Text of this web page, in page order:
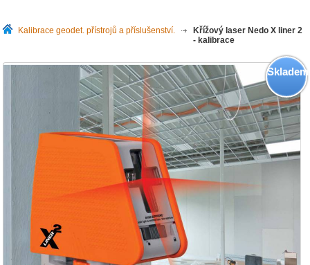
Kalibrace geodet. přístrojů a příslušenství. >Křížový laser Nedo X liner 2
- kalibrace
Skladem